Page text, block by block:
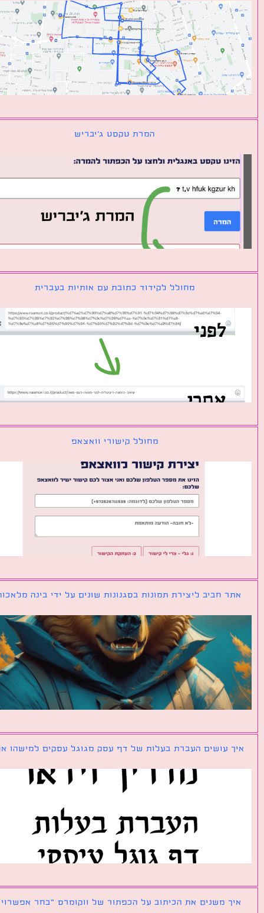
המרת טקסט ג׳יבריש
מחולל לקידוד כתובת עם אותיות בעברית
מחולל קישורי וואצאפ
חביב ליצירת תמונות בסגנונות שונים על ידי בינה מלאכותית
עושים העברת בעלות של דף עסק מגוגל עסקים למישהו אחר?
משנים את הכיתוב על הכפתור של ווקומרס ״בחר אפשרויות״